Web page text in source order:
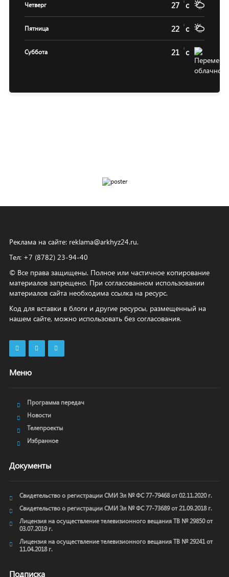
Четверг 27 c
Пятница 22 c
Суббота 21 c
Реклама на сайте: reklama@arkhyz24.ru.
Тел: +7 (8782) 23‑94‑40
© Все права защищены. Полное или частичное копирование
материалов запрещено. При согласованном использовании
материалов сайта необходима ссылка на ресурс.
Код для вставки в блоги и другие ресурсы, размещенный на
нашем сайте, можно использовать без согласования.
Меню
Программа передач
Новости
Телепроекты
Избранное
Документы
Свидетельство о регистрации СМИ Эл № ФС 77-79468 от 02.11.2020 г.
Свидетельство о регистрации СМИ Эл № ФС 77-73689 от 21.09.2018 г.
Лицензия на осуществление телевизионного вещания ТВ № 29850 от
03.07.2019 г.
Лицензия на осуществление телевизионного вещания ТВ № 29241 от
11.04.2018 г.
Подписка